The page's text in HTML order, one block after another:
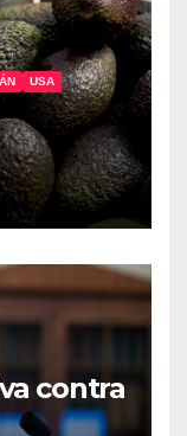
USA
contra